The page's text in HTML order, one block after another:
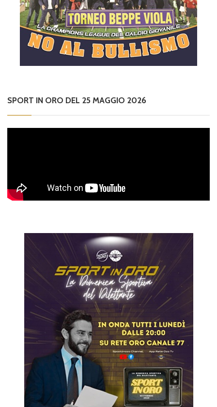
SPORT IN ORO DEL 25 MAGGIO 2026